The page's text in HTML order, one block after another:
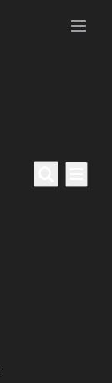
Suche